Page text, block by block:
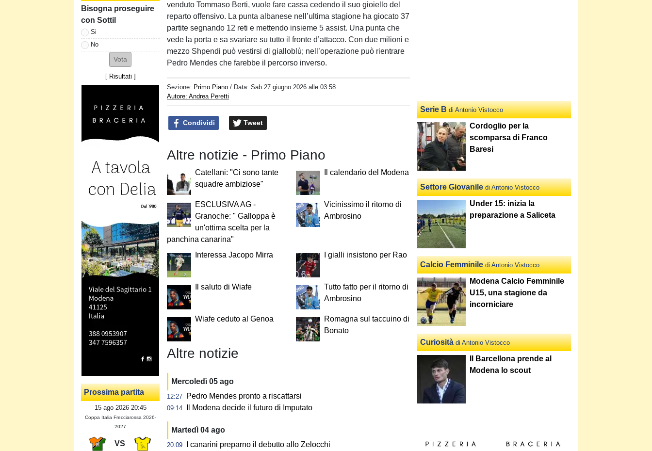
Bisogna proseguire
con Sottil
Si
No
[ Risultati ]
Prossima partita
15 ago 2026 20:45
Coppa Italia Frecciarossa 2026-
2027
VS
venduto Tommaso Berti, vuole fare cassa cedendo il suo gioiello del
reparto offensivo. La punta albanese nell’ultima stagione ha giocato 37
partite segnando 12 reti e mettendo insieme 5 assist. Una punta che
vede la porta e sa svariare su tutto il fronte d’attacco. Con due milioni e
mezzo Shpendi può vestirsi di gialloblù; nell’operazione può rientrare
Pedro Mendes che farebbe il percorso inverso.
Sezione: Primo Piano / Data:Sab 27 giugno 2026 alle 03:58
Autore: Andrea Peretti
Condividi Tweet
Altre notizie - Primo Piano
Catellani: "Ci sono tante
squadre ambiziose"
Il calendario del Modena
ESCLUSIVA AG -
Granoche: " Galloppa è
un'ottima scelta per la
panchina canarina"
Vicinissimo il ritorno di
Ambrosino
Interessa Jacopo Mirra I gialli insistono per Rao
Il saluto di Wiafe
Tutto fatto per il ritorno di
Ambrosino
Wiafe ceduto al Genoa
Romagna sul taccuino di
Bonato
Altre notizie
Mercoledì 05 ago
12:27 Pedro Mendes pronto a riscattarsi
09:14 Il Modena decide il futuro di Imputato
Martedì 04 ago
20:09 I canarini preparno il debutto allo Zelocchi
Serie B di Antonio Vistocco
Cordoglio per la
scomparsa di Franco
Baresi
Settore Giovanile di Antonio Vistocco
Under 15: inizia la
preparazione a Saliceta
Calcio Femminile di Antonio Vistocco
Modena Calcio Femminile
U15, una stagione da
incorniciare
Curiosità di Antonio Vistocco
Il Barcellona prende al
Modena lo scout